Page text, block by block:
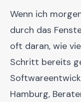
Wenn ich
durch das
oft daran, wie
Schritt bereits
Hamburg,